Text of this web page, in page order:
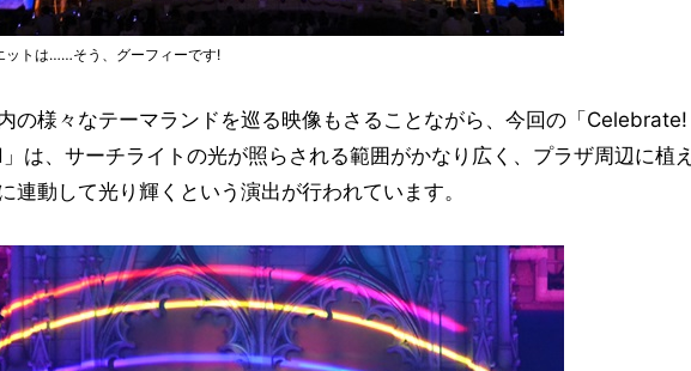
ットは……そう、グーフィーです!
の様々なテーマランドを巡る映像もさることながら、今回の「Celebrate!
は、サーチライトの光が照らされる範囲がかなり広く、プラザ周辺に植え
連動して光り輝くという演出が行われています。